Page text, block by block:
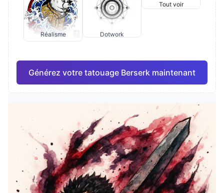
Réalisme Dotwork
Tout voir
Générez votre tatouage Berserk maintenant